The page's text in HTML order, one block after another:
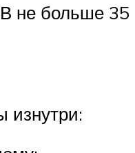
не больше 35
изнутри: